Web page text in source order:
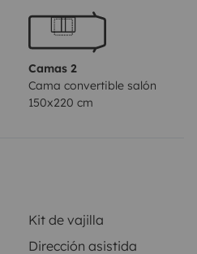
Camas 2
Cama convertible salón
150x220 cm
Kit de vajilla
Dirección asistida